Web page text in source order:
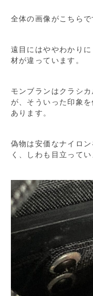
全体の画像がこちらで
遠目にはややわかり
材が違っています。
モンブランはクラシ
が、そういった印象
あります。
偽物は安価なナイロ
く、しわも目立ってい